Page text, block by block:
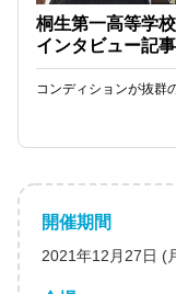
桐生第一高等学
インタビュー記
コンディションが抜群
開催期間
2021年12月27日 (